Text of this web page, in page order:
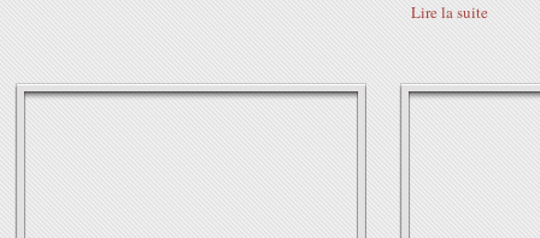
Lire la suite